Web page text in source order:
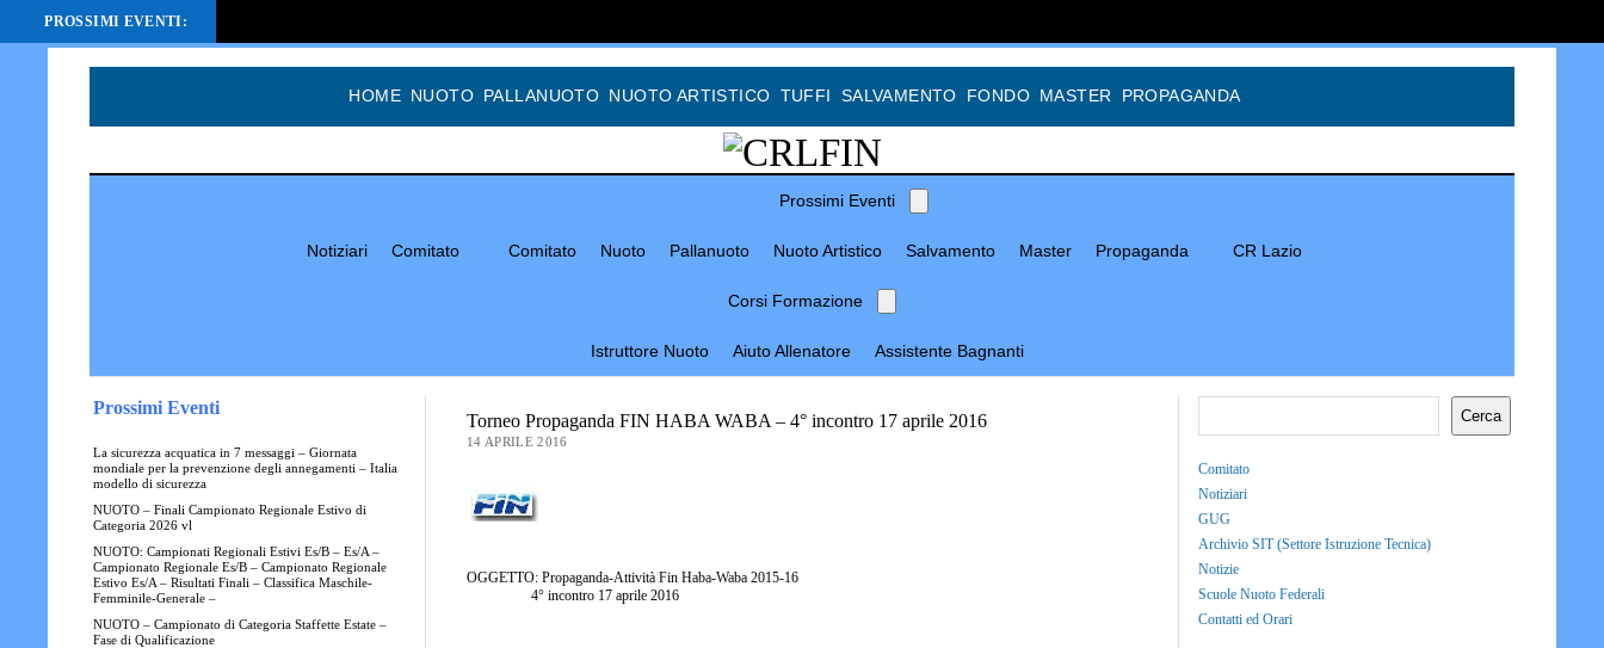
HOME NUOTO PALLANUOTO NUOTO ARTISTICO TUFFI SALVAMENTO FONDO MASTER PROPAGANDA
Notiziari Comitato
Prossimi Eventi
Comitato Nuoto Pallanuoto Nuoto Artistico Salvamento Master Propaganda CR Lazio
Corsi Formazione
Istruttore Nuoto Aiuto Allenatore Assistente Bagnanti
Prossimi Eventi
La sicurezza acquatica in 7 messaggi – Giornata
mondiale per la prevenzione degli annegamenti – Italia
modello di sicurezza
NUOTO – Finali Campionato Regionale Estivo di
Categoria 2026 vl
NUOTO: Campionati Regionali Estivi Es/B – Es/A –
Campionato Regionale Es/B – Campionato Regionale
Estivo Es/A – Risultati Finali – Classifica Maschile-
Femminile-Generale –
NUOTO – Campionato di Categoria Staffette Estate –
Fase di Qualificazione
Torneo Propaganda FIN HABA WABA – 4° incontro 17 aprile 2016
14 APRILE 2016
OGGETTO: Propaganda-Attività Fin Haba-Waba 2015-16
4° incontro 17 aprile 2016
Cerca
Comitato
Notiziari
GUG
Archivio SIT (Settore Istruzione Tecnica)
Notizie
Scuole Nuoto Federali
Contatti ed Orari
PROSSIMI EVENTI: